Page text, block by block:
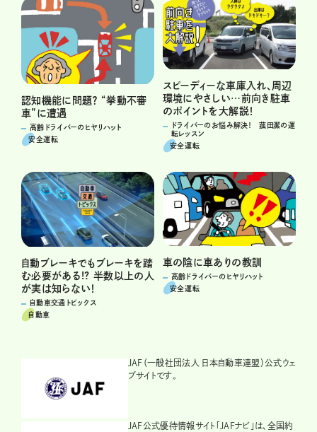
認知機能に問題？ “挙動不審
車”に遭遇
高齢ドライバーのヒヤリハット
安全運転
スピーディーな車庫入れ、周辺
環境にやさしい…前向き駐車
のポイントを大解説！
ドライバーのお悩み解決！ 菰田潔の運
転レッスン
安全運転
自動ブレーキでもブレーキを踏
む必要がある!? 半数以上の人
が実は知らない！
自動車交通トピックス
自動車
車の陰に車ありの教訓
高齢ドライバーのヒヤリハット
安全運転
JAF（一般社団法人 日本自動車連盟）公式ウェ
ブサイトです。
JAF公式優待情報サイト「JAFナビ」は、全国約